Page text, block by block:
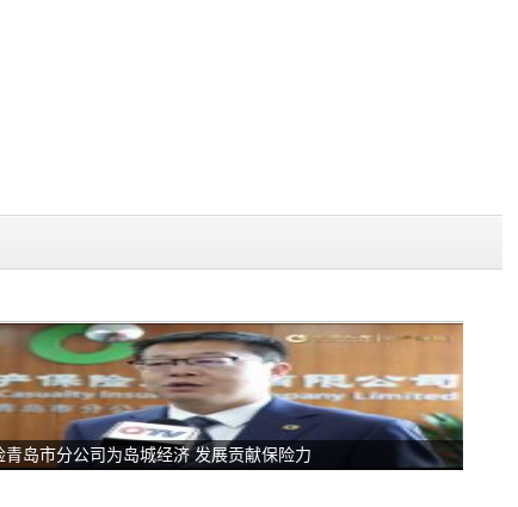
青岛市分公司为岛城经济 发展贡献保险力